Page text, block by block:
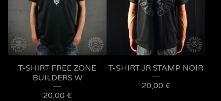
T-SHIRT FREE ZONE
BUILDERS W
20,00 €
T-SHIRT JR STAMP NOIR
20,00 €